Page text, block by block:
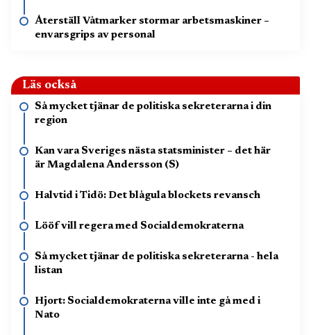
Återställ Våtmarker stormar arbetsmaskiner –
envarsgrips av personal
Läs också
Så mycket tjänar de politiska sekreterarna i din
region
Kan vara Sveriges nästa statsminister – det här
är Magdalena Andersson (S)
Halvtid i Tidö: Det blågula blockets revansch
Lööf vill regera med Socialdemokraterna
Så mycket tjänar de politiska sekreterarna - hela
listan
Hjort: Socialdemokraterna ville inte gå med i
Nato